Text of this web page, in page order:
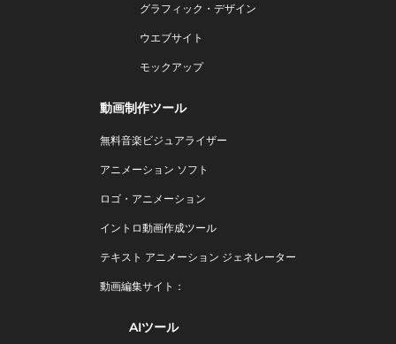
グラフィック・デザイン
ウエブサイト
モックアップ
動画制作ツール
無料音楽ビジュアライザー
アニメーション ソフト
ロゴ・アニメーション
イントロ動画作成ツール
テキスト アニメーション ジェネレーター
動画編集サイト：
AIツール